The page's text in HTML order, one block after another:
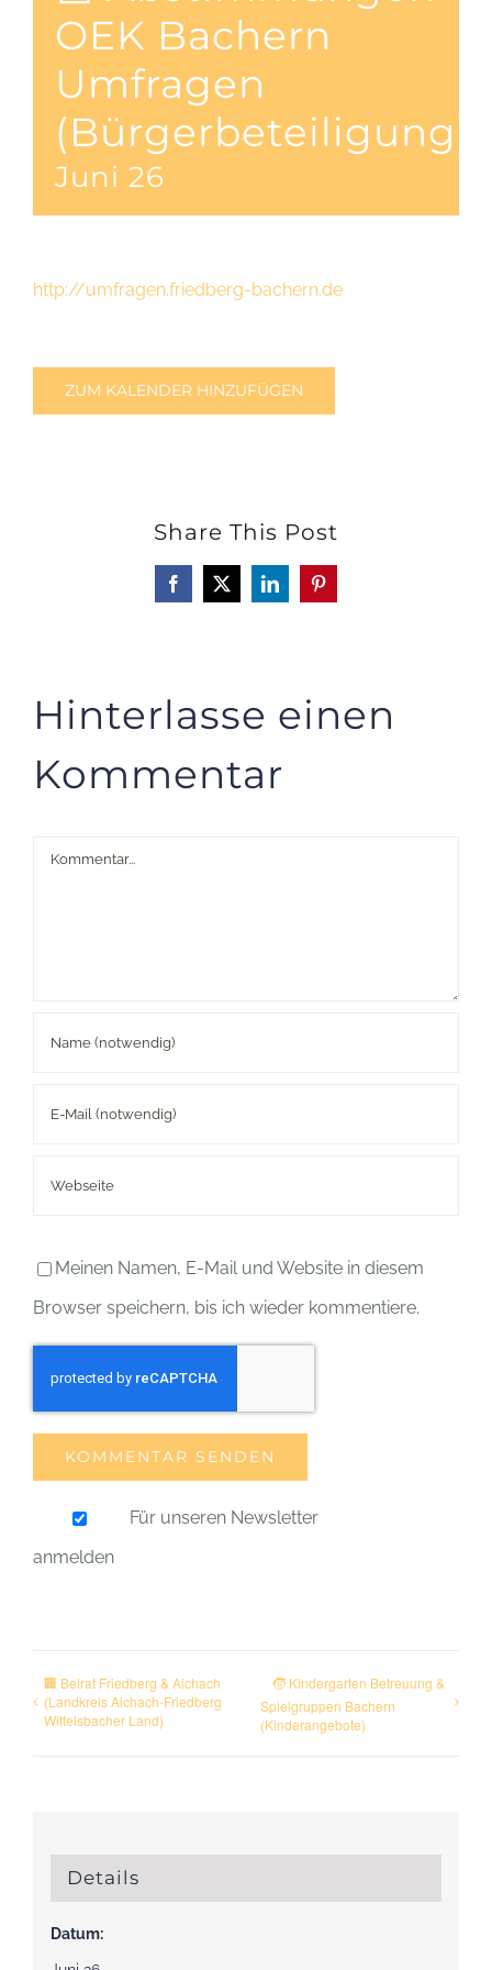
OEK Bachern
Umfragen
(Bürgerbeteiligung)
Juni 26
http://umfragen.friedberg-bachern.de
ZUM KALENDER HINZUFÜGEN
Share This Post
Facebook
X LinkedInPinterest
Hinterlasse einen
Kommentar
Kommentar
Meinen Namen, E-Mail und Website in diesem
Browser speichern, bis ich wieder kommentiere.
Für unseren Newsletter
anmelden
🏢 Beirat Friedberg & Aichach
(Landkreis Aichach-Friedberg
Wittelsbacher Land)
🧒 Kindergarten Betreuung &
Spielgruppen Bachern
(Kinderangebote)
Details
Datum: